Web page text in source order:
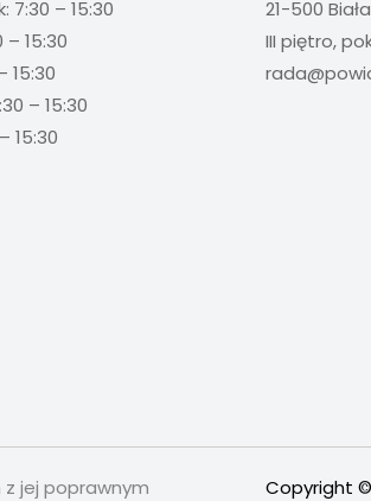
7:30 – 15:30
15:30
15:30
– 15:30
15:30
21-500
III piętro,
jej poprawnym Copyright